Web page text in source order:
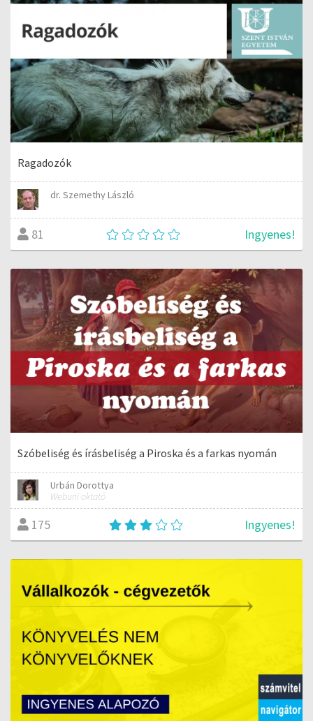
Ragadozók
dr. Szemethy László
81 Ingyenes!
Szóbeliség és írásbeliség a Piroska és a farkas nyomán
Urbán Dorottya
Webuni oktató
175 Ingyenes!